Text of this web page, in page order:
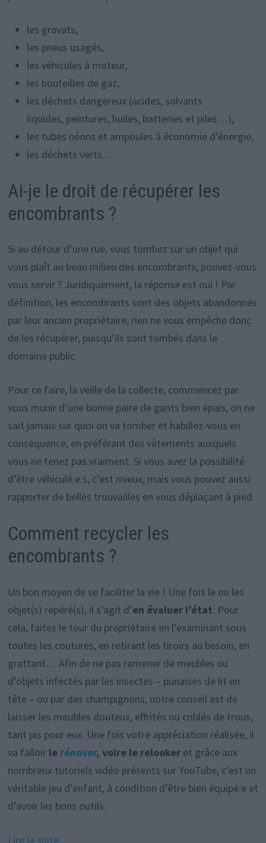
les gravats,
les pneus usagés,
les véhicules à moteur,
les bouteilles de gaz,
les déchets dangereux (acides, solvants
liquides, peintures, huiles, batteries et piles…),
les tubes néons et ampoules à économie d’énergie,
les déchets verts…
Ai-je le droit de récupérer les
encombrants ?
Si au détour d’une rue, vous tombez sur un objet qui
vous plaît au beau milieu des encombrants, pouvez-vous
vous servir ? Juridiquement, la réponse est oui ! Par
définition, les encombrants sont des objets abandonnés
par leur ancien propriétaire, rien ne vous empêche donc
de les récupérer, puisqu’ils sont tombés dans le
domaine public.
Pour ce faire, la veille de la collecte, commencez par
vous munir d’une bonne paire de gants bien épais, on ne
sait jamais sur quoi on va tomber et habillez-vous en
conséquence, en préférant des vêtements auxquels
vous ne tenez pas vraiment. Si vous avez la possibilité
d’être véhiculé.e.s, c’est mieux, mais vous pouvez aussi
rapporter de belles trouvailles en vous déplaçant à pied.
Comment recycler les
encombrants ?
Un bon moyen de se faciliter la vie ! Une fois le ou les
objet(s) repéré(s), il s’agit d’en évaluer l’état. Pour
cela, faites le tour du propriétaire en l’examinant sous
toutes les coutures, en retirant les tiroirs au besoin, en
grattant… Afin de ne pas ramener de meubles ou
d’objets infectés par les insectes – punaises de lit en
tête – ou par des champignons, notre conseil est de
laisser les meubles douteux, effrités ou criblés de trous,
tant pis pour eux. Une fois votre appréciation réalisée, il
va falloir le rénover, voire le relookeret grâce aux
nombreux tutoriels vidéo présents sur YouTube, c’est un
véritable jeu d’enfant, à condition d’être bien équipé.e et
d’avoir les bons outils.
Lire la suite…